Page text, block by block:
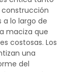
construcción
lo largo de
maciza que
costosas. Los
una
del